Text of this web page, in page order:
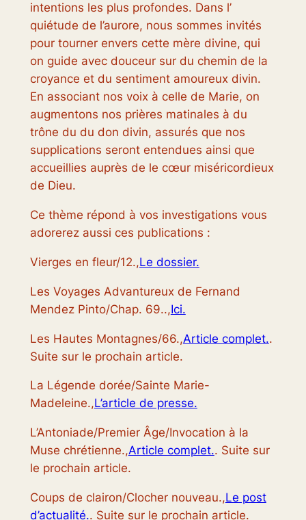
intentions les plus profondes. Dans l’
quiétude de l’aurore, nous sommes invités
pour tourner envers cette mère divine, qui
on guide avec douceur sur du chemin de la
croyance et du sentiment amoureux divin.
En associant nos voix à celle de Marie, on
augmentons nos prières matinales à du
trône du du don divin, assurés que nos
supplications seront entendues ainsi que
accueillies auprès de le cœur miséricordieux
de Dieu.
Ce thème répond à vos investigations vous
adorerez aussi ces publications :
Vierges en fleur/12.,Le dossier.
Les Voyages Advantureux de Fernand
Mendez Pinto/Chap. 69..,Ici.
Les Hautes Montagnes/66.,Article complet..
Suite sur le prochain article.
La Légende dorée/Sainte Marie-
Madeleine.,L’article de presse.
L’Antoniade/Premier Âge/Invocation à la
Muse chrétienne.,Article complet.. Suite sur
le prochain article.
Coups de clairon/Clocher nouveau.,Le post
d’actualité.. Suite sur le prochain article.